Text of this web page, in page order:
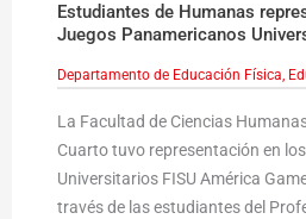
Estudiantes de Humanas
Juegos Panamericanos
Departamento de Educación Física,
La Facultad de Ciencias
Cuarto tuvo representación en
Universitarios FISU América
través de las estudiantes del